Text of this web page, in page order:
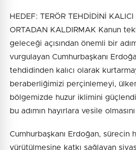
HEDEF: TERÖR TEHDİDİNİ
ORTADAN KALDIRMAK Kanun
geleceği açısından önemli bir
vurgulayan Cumhurbaşkanı
tehdidinden kalıcı olarak
beraberliğimizi perçinlemeyi,
bölgemizde huzur iklimini
bu adımın hayırlara vesile
Cumhurbaşkanı Erdoğan, sürecin
yürütülmesine katkı sağlayan